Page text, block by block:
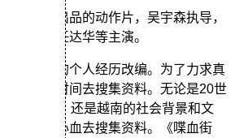
有限公司出品的动作片，吴宇森执导，
李子雄、任达华等主演。
据吴宇森的个人经历改编。为了力求真
四个月的时间去搜集资料。无论是20世
事、史实，还是越南的社会背景和文
出了很多心血去搜集资料。《喋血街